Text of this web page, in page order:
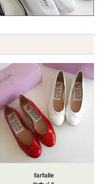
farfalle